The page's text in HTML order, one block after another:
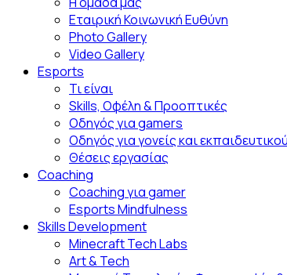
Εταιρική Κοινωνική Ευθύνη
Photo Gallery
Video Gallery
Esports
Τι είναι
Skills, Οφέλη & Προοπτικές
Οδηγός για gamers
Οδηγός για γονείς και
Θέσεις εργασίας
Coaching
Coaching για gamer
Esports Mindfulness
Skills Development
Minecraft Tech Labs
Art & Tech